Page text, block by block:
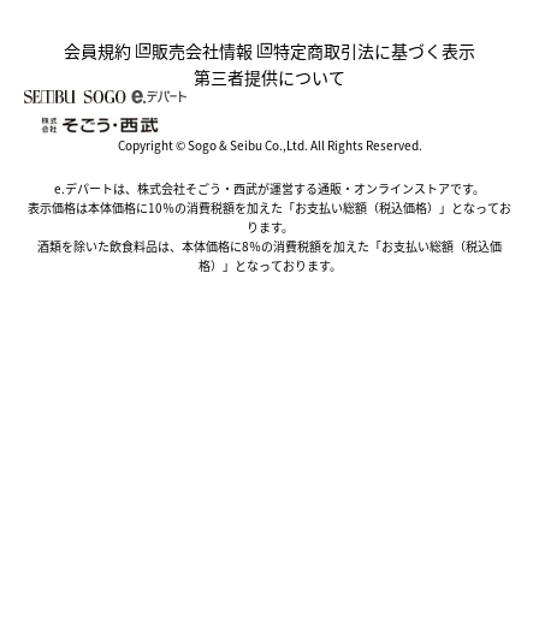
会員規約 販売会社情報
特定商取引法に基づく表示
第三者提供について
Copyright © Sogo & Seibu Co.,Ltd. All Rights Reserved.
e.デパートは、株式会社そごう・西武が運営する通販・オンラインストアです。
表示価格は本体価格に10％の消費税額を加えた「お支払い総額（税込価格）」となってお
ります。
酒類を除いた飲食料品は、本体価格に8％の消費税額を加えた「お支払い総額（税込価
格）」となっております。